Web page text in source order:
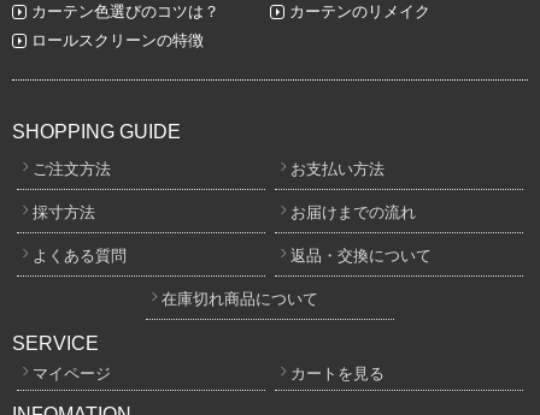
カーテン色選びのコツは？
カーテンのリメイク
ロールスクリーンの特徴
SHOPPING GUIDE
ご注文方法 お支払い方法
採寸方法 お届けまでの流れ
よくある質問 返品・交換について
在庫切れ商品について
SERVICE
マイページ カートを見る